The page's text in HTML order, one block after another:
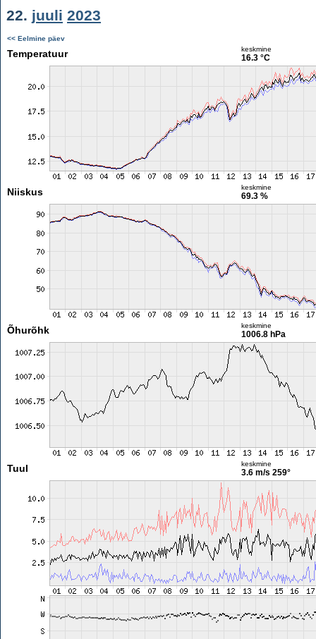
22. juuli 2023
<< Eelmine päev
Temperatuur keskmine
16.3 °C
Niiskus keskmine
69.3 %
Õhurõhk keskmine
1006.8 hPa
Tuul keskmine
3.6 m/s 259°